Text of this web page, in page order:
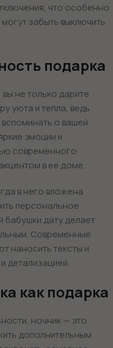
что особенно
забыть выключить
подарка
не только дарите
уюта и тепла, ведь
о вашей
эмоции и
современного
в ее доме.
в него вложена
персональное
бабушки дату делает
Современные
наносить тексты и
детализацией.
как подарка
ночник — это
дополнительным